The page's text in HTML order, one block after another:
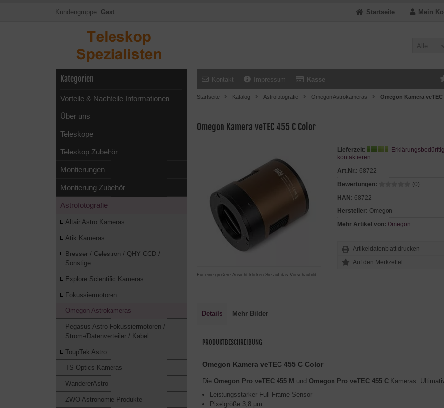
Kundengruppe: Gast Mein
Startseite
Alle
Kontakt Impressum Kasse
Startseite Katalog Astrofotografie Omegon Astrokameras Omegon Kamera veTEC
Omegon Kamera veTEC 455 C Color
Für eine größere Ansicht klicken Sie auf das Vorschaubild
Lieferzeit:
kontaktieren
Art.Nr.: 68722
Bewertungen:
(0)
HAN: 68722
Hersteller: Omegon
Mehr Artikel von: Omegon
Artikeldatenblatt drucken
Details Mehr Bilder
PRODUKTBESCHREIBUNG
Omegon Kamera veTEC 455 C Color
Die Omegon Pro veTEC 455 M und Omegon Pro veTEC 455 C Kameras:
Leistungsstarker Full Frame Sensor
Pixelgröße 3,8 µm
Kategorien
Vorteile & Nachteile Informationen
Über uns
Teleskope
Teleskop Zubehör
Montierungen
Montierung Zubehör
Astrofotografie
Altair Astro Kameras
Atik Kameras
Bresser / Celestron / QHY CCD /
Sonstige
Explore Scientific Kameras
Fokussiermotoren
Omegon Astrokameras
Pegasus Astro Fokussiermotoren /
Strom-/Datenverteiler / Kabel
ToupTek Astro
TS-Optics Kameras
WandererAstro
ZWO Astronomie Produkte